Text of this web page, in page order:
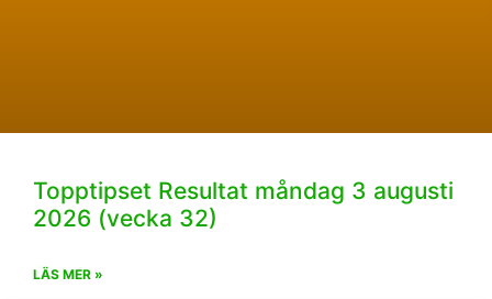
Topptipset Resultat måndag 3 augusti
2026 (vecka 32)
LÄS MER »